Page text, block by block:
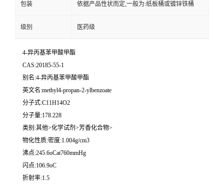
包装 依据产品性状而定,一般为:纸板桶或镀锌铁桶
级别 医药级
4-异丙基苯甲酸甲酯
CAS:20185-55-1
别名:4-异丙基苯甲酸甲酯
英文名:methyl4-propan-2-ylbenzoate
分子式:C11H14O2
分子量:178.228
类别:其他>化学试剂>芳香化合物>
物化性质:密度:1.004g/cm3
沸点:245.6oCat760mmHg
闪点:106.9oC
折射率:1.5